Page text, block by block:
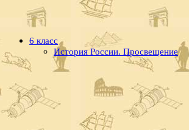
6 класс
История России. Просвещение